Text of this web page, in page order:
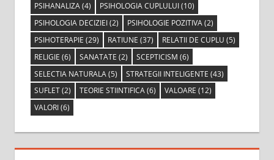
PSIHANALIZA(4) PSIHOLOGIA CUPLULUI(10)
PSIHOLOGIA DECIZIEI(2) PSIHOLOGIE POZITIVA(2)
PSIHOTERAPIE (29) RATIUNE (37) RELATII DE CUPLU (5)
RELIGIE (6) SANATATE (2) SCEPTICISM (6)
SELECTIA NATURALA(5) STRATEGII INTELIGENTE (43)
SUFLET(2) TEORIE STIINTIFICA(6) VALOARE (12)
VALORI(6)